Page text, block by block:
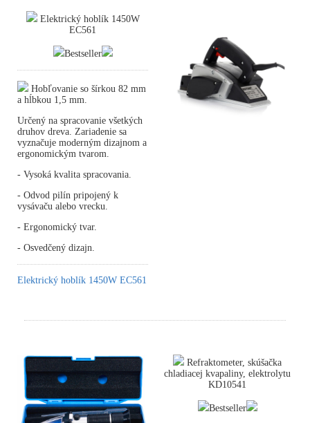
Elektrický hoblík 1450W
EC561
Bestseller
Hobľovanie so šírkou 82 mm
a hĺbkou 1,5 mm.
Určený na spracovanie všetkých
druhov dreva. Zariadenie sa
vyznačuje moderným dizajnom a
ergonomickým tvarom.
- Vysoká kvalita spracovania.
- Odvod pilín pripojený k
vysávaču alebo vrecku.
- Ergonomický tvar.
- Osvedčený dizajn.
Elektrický hoblík 1450W EC561
Refraktometer, skúšačka
chladiacej kvapaliny, elektrolytu
KD10541
Bestseller